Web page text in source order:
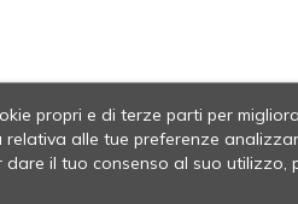
propri e di terze parti per
relativa alle tue preferenze
il tuo consenso al suo utilizzo,